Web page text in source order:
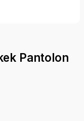
Pantolon